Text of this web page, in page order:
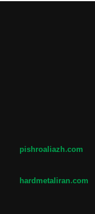
pishroaliazh.com
hardmetaliran.com